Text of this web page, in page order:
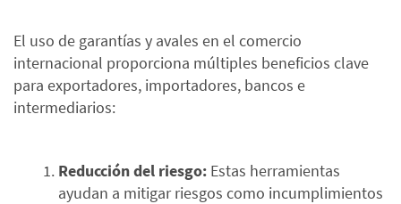
El uso de garantías y avales en el comercio
internacional proporciona múltiples beneficios clave
para exportadores, importadores, bancos e
intermediarios:
Reducción del riesgo: Estas herramientas
ayudan a mitigar riesgos como incumplimientos